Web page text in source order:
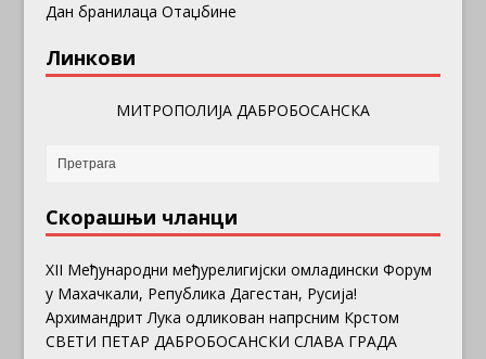
Дан бранилаца Отаџбине
Линкови
МИТРОПОЛИЈА ДАБРОБОСАНСКА
Скорашњи чланци
ХII Међународни међурелигијски омладински Форум
у Махачкали, Република Дагестан, Русија!
Архимандрит Лука одликован напрсним Крстом
СВЕТИ ПЕТАР ДАБРОБОСАНСКИ СЛАВА ГРАДА